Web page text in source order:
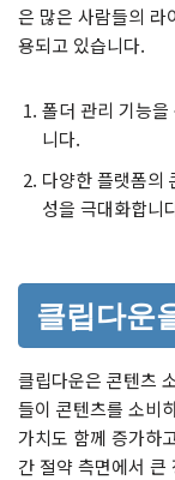
은 많은 사람들의 라
용되고 있습니다.
폴더 관리 기능
니다.
다양한 플랫폼의
성을 극대화합니
클립다운
클립다운은 콘텐츠
들이 콘텐츠를 소비
가치도 함께 증가하
간 절약 측면에서 큰